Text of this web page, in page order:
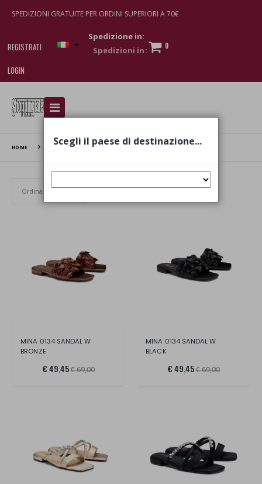
SPEDIZIONI GRATUITE PER ORDINI SUPERIORI A 70€
REGISTRATI
LOGIN
Spedizione in:
0
I am doing used car sales, in order to show my
various brand-name watches, which of course are
HOME MISS DOCKSTEPS
MINA 0134 SANDAL W
BRONZE
€ 49,45€ 69,00
MINA 0134 SANDAL W
BLACK
€ 49,45€ 69,00
Scegli il paese di destinazione...